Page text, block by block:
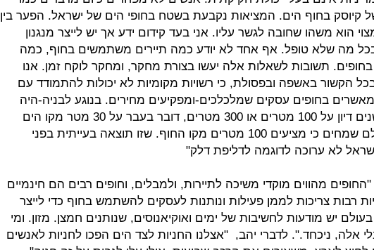
קיוסק בחוף הים. המציאות נקבעת בשטח בחופי הים של ישראל. הפער בין
הוא משהו שחובה לגשר עליו. אני בעד קידום ידע אך יש לייצר מנגנון
מה שלא טופל. אף אחד לא יודע כמה תיירים משתמשים בחוף, כמה
תשובות לשאלות אלה יעשו בצורת מחקר, ומחקר לוקח זמן. אנו
הקשור באשפה ובפסולת, כי רשויות מקומיות לא יכולות להתמודד עם
בחופים עסקים שמלכלכים-ומפקיעים מחירים. בנוגע לבניה-היה
במשך שנים דיון על 100 מטרים או 300 מטרים, דובר בעבר על 30 מטר מקו הים
וכעת כולם שמחים כי מציעים 100 מטרים מקו החוף. שזו תוצאה בעייתית בפני
לא ערוכה לדוגמה לדליפת דלק"
מהווים מוקדי משיכה לתיירות, ולמבלים, וחופים רבים הם חינמיים
רבות צריכות לממן פעילות ונותנות לעסקים להשתמש בחוף כדי לייצר
יש מודעות לחשיבות של ימים ואוקיאנוסים, שנותנים חמצן. מזון. ומי
אלה, ניכחד.". לדברי יהב, "אצלנו החניות לצד הים הפכו לחניות לאנשים